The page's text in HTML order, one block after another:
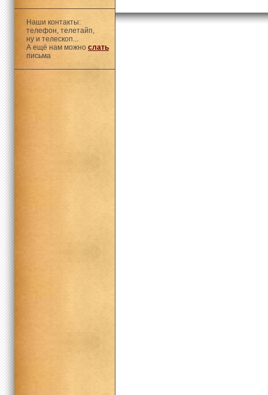
Наши контакты:
телефон, телетайп,
ну и телескоп...
А ещё нам можно слать
письма